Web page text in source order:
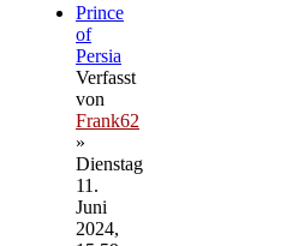
Prince
of
Persia
Verfasst
von
Frank62
»
Dienstag
11.
Juni
2024,